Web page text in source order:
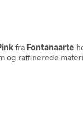
fra Fontanaarte
raffinerede